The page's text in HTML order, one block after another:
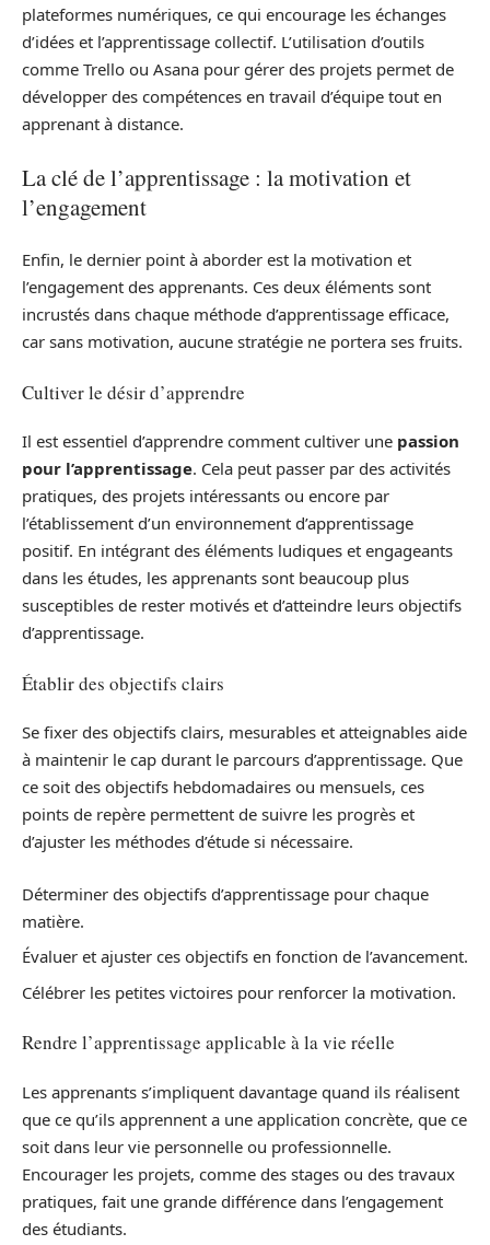
plateformes numériques, ce qui encourage les échanges
d’idées et l’apprentissage collectif. L’utilisation d’outils
comme Trello ou Asana pour gérer des projets permet de
développer des compétences en travail d’équipe tout en
apprenant à distance.
La clé de l’apprentissage : la motivation et
l’engagement
Enfin, le dernier point à aborder est la motivation et
l’engagement des apprenants. Ces deux éléments sont
incrustés dans chaque méthode d’apprentissage efficace,
car sans motivation, aucune stratégie ne portera ses fruits.
Cultiver le désir d’apprendre
Il est essentiel d’apprendre comment cultiver une passion
pour l’apprentissage. Cela peut passer par des activités
pratiques, des projets intéressants ou encore par
l’établissement d’un environnement d’apprentissage
positif. En intégrant des éléments ludiques et engageants
dans les études, les apprenants sont beaucoup plus
susceptibles de rester motivés et d’atteindre leurs objectifs
d’apprentissage.
Établir des objectifs clairs
Se fixer des objectifs clairs, mesurables et atteignables aide
à maintenir le cap durant le parcours d’apprentissage. Que
ce soit des objectifs hebdomadaires ou mensuels, ces
points de repère permettent de suivre les progrès et
d’ajuster les méthodes d’étude si nécessaire.
Déterminer des objectifs d’apprentissage pour chaque
matière.
Évaluer et ajuster ces objectifs en fonction de l’avancement.
Célébrer les petites victoires pour renforcer la motivation.
Rendre l’apprentissage applicable à la vie réelle
Les apprenants s’impliquent davantage quand ils réalisent
que ce qu’ils apprennent a une application concrète, que ce
soit dans leur vie personnelle ou professionnelle.
Encourager les projets, comme des stages ou des travaux
pratiques, fait une grande différence dans l’engagement
des étudiants.